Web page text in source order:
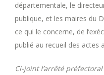
départementale, le
publique, et les maires du
ce qui le concerne, de
publié au recueil des actes
Ci-joint l’arrêté